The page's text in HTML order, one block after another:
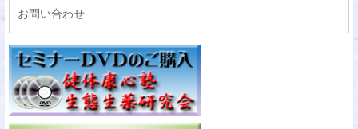
お問い合わせ